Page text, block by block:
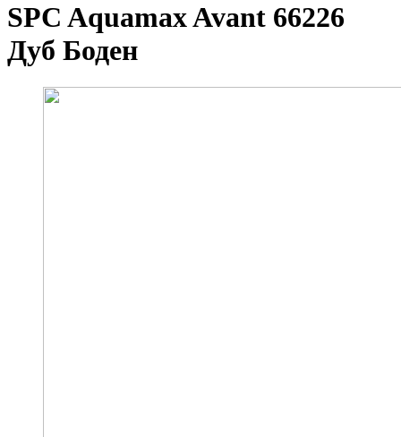
SPC Aquamax Avant 66226
Дуб Боден